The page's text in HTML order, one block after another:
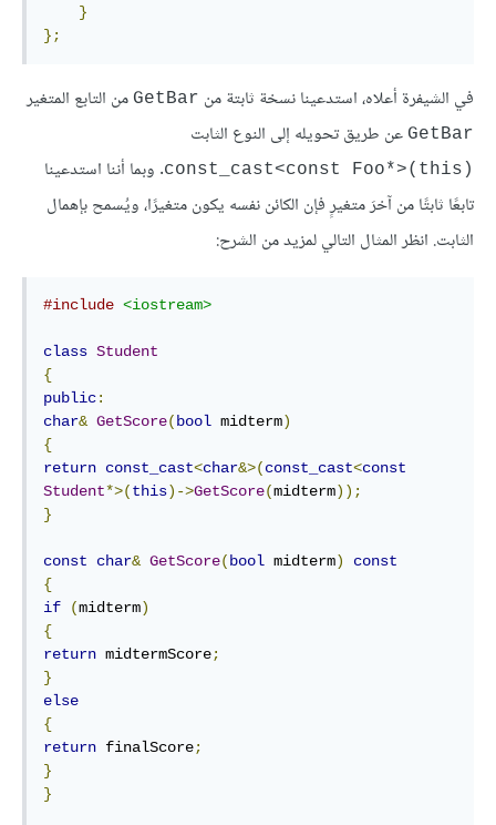
}
};
في الشيفرة أعلاه، استدعينا نسخة ثابتة من ‎GetBar‎ من التابع المتغير
‎GetBar‎ عن طريق تحويله إلى النوع الثابت
const_cast<const Foo*>(this)‎. وبما أننا استدعينا
تابعًا ثابتًا من آخرَ متغيرٍ فإن الكائن نفسه يكون متغيرًا، ويُسمح بإهمال
الثابت. انظر المثال التالي لمزيد من الشرح:
#include <iostream>
class Student
{
public:
char& GetScore(bool midterm)
{
return const_cast<char&>(const_cast<const
Student*>(this)->GetScore(midterm));
}
const char& GetScore(bool midterm)
const
{
if
(midterm)
{
return midtermScore;
}
else
{
return finalScore;
}
}